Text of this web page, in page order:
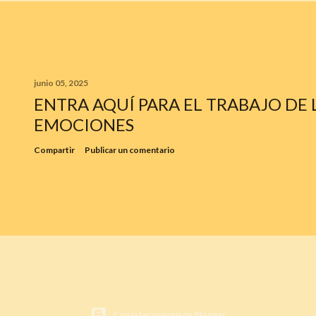
junio 05, 2025
ENTRA AQUÍ PARA EL TRABAJO DE
EMOCIONES
Compartir Publicar un comentario